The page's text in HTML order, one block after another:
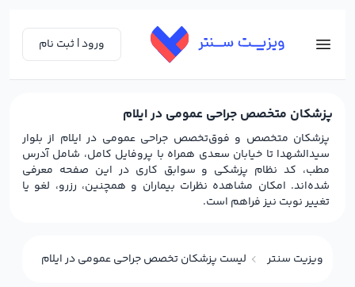
ورود | ثبت نام
پزشکان متخصص جراحی عمومی در ایلام
پزشکان متخصص و فوق‌تخصص جراحی عمومی در ایلام از بلوار
سیدالشهدا تا خیابان سعدی همراه با پروفایل کامل، شامل آدرس
مطب، کد نظام پزشکی و سوابق کاری در این صفحه معرفی
شده‌اند. امکان مشاهده نظرات بیماران و همچنین، رزرو، لغو یا
تغییر نوبت نیز فراهم است.
ویزیت سنتر لیست پزشکان تخصص جراحی عمومی در ایلام